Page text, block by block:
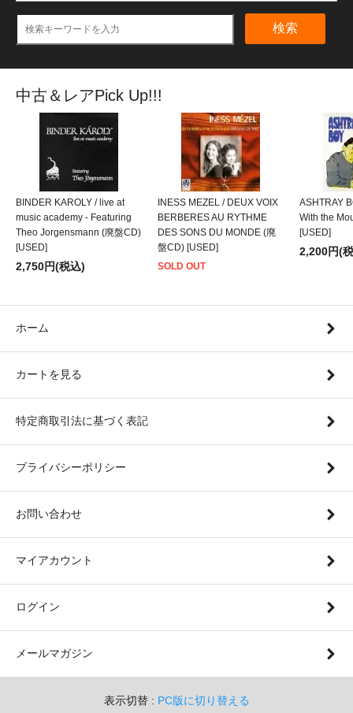
検索
中古＆レアPick Up!!!
BINDER KAROLY / live at
music academy - Featuring
Theo Jorgensmann (廃盤CD)
[USED]
2,750円(税込)
INESS MEZEL / DEUX VOIX
BERBERES AU RYTHME
DES SONS DU MONDE (廃
盤CD) [USED]
SOLD OUT
ASHTRAY
With the
[USED]
2,200円(
ホーム
カートを見る
特定商取引法に基づく表記
プライバシーポリシー
お問い合わせ
マイアカウント
ログイン
メールマガジン
表示切替 : PC版に切り替える